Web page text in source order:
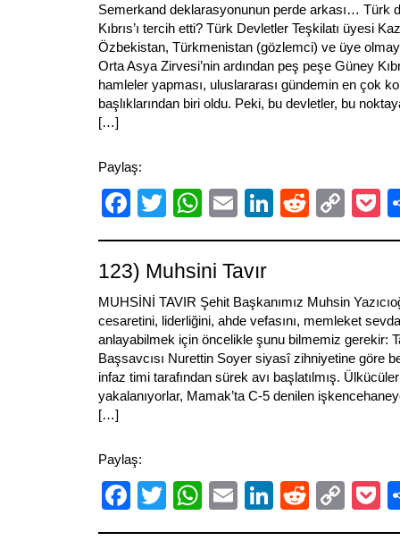
Semerkand deklarasyonunun perde arkası… Türk
Kıbrıs’ı tercih etti? Türk Devletler Teşkilatı üyesi
Özbekistan, Türkmenistan (gözlemci) ve üye
Orta Asya Zirvesi’nin ardından peş peşe Güney
hamleler yapması, uluslararası gündemin en çok
başlıklarından biri oldu. Peki, bu devletler, bu
[…]
Paylaş:
Facebook
TwitterWhatsApp
EmailLinkedIn
Reddit
Link
123) Muhsini Tavır
MUHSİNİ TAVIR Şehit Başkanımız Muhsin
cesaretini, liderliğini, ahde vefasını, memleket
anlayabilmek için öncelikle şunu bilmemiz gerekir:
Başsavcısı Nurettin Soyer siyasî zihniyetine göre
infaz timi tarafından sürek avı başlatılmış.
yakalanıyorlar, Mamak’ta C-5 denilen
[…]
Paylaş:
Facebook
TwitterWhatsApp
EmailLinkedIn
Reddit
Link